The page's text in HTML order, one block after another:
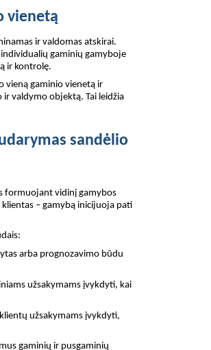
vienetą
ir valdomas atskirai.
gaminių gamyboje
ir kontrolę.
vieną gaminio vienetą ir
valdymo objektą. Tai leidžia
sandėlio
formuojant vidinį gamybos
klientas – gamybą inicijuoja pati
arba prognozavimo būdu
užsakymams įvykdyti, kai
užsakymams įvykdyti,
gaminių ir pusgaminių